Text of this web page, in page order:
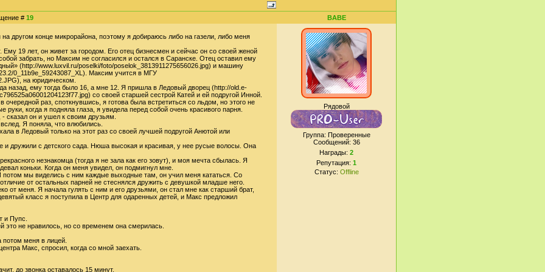
# 19 BABE
другом конце микрорайона, поэтому я добираюсь либо на газели, либо меня
19 лет, он живет за городом. Его отец бизнесмен и сейчас он со своей женой
забрать, но Максим не согласился и остался в Саранске. Отец оставил ему
(http://www.luxvil.ru/poselki/foto/poselok_3813911275656026.jpg) и машину
0_11b9e_59243087_XL). Максим учится в МГУ
на юридическом.
назад, ему тогда было 16, а мне 12. Я пришла в Ледовый дворец (http://old.e-
со своей старшей сестрой Катей и ей подругой Инной.
очередной раз, споткнувшись, я готова была встретиться со льдом, но этого не
когда я подняла глаза, я увидела перед собой очень красивого парня.
сказал он и ушел к своим друзьям.
Я поняла, что влюбились.
в Ледовый только на этот раз со своей лучшей подругой Анютой или
дружили с детского сада. Нюша высокая и красивая, у нее русые волосы. Она
незнакомца (тогда я не зала как его зовут), и моя мечта сбылась. Я
коньки. Когда он меня увидел, он подмигнул мне.
мы виделись с ним каждые выходные там, он учил меня кататься. Со
от остальных парней не стеснялся дружить с девушкой младше него.
от меня. Я начала гулять с ним и его друзьями, он стал мне как старший брат,
класс я поступила в Центр для одаренных детей, и Макс предложил
и Пупс.
это не нравилось, но со временем она смерилась.
меня в лицей.
Макс, спросил, когда со мной заехать.
до звонка оставалось 15 минут.
Рядовой
Группа: Проверенные
Сообщений: 36
Награды: 2
Репутация: 1
Статус: Offline